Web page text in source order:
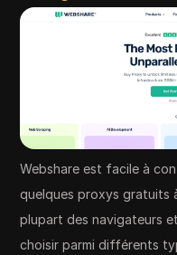
Webshare est facile à
quelques proxys gratuits
plupart des navigateurs
choisir parmi différents